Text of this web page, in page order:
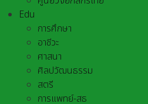
Edu
การศึกษา
อาชีวะ
ศาสนา
ศิลปวัฒนธรรม
สตรี
การแพทย์-สธ